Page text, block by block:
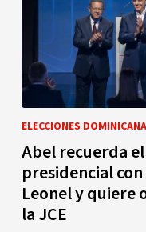
ELECCIONES
Abel recuerda
presidencial
Leonel y quiere
la JCE